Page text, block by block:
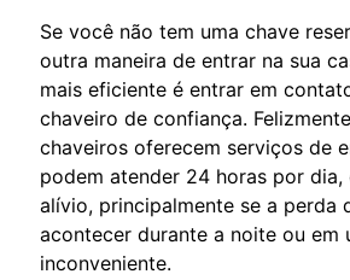
Se você não tem uma chave
outra maneira de entrar na sua
mais eficiente é entrar em
chaveiro de confiança.
chaveiros oferecem serviços de
podem atender 24 horas por dia,
alívio, principalmente se a perda
acontecer durante a noite ou em
inconveniente.